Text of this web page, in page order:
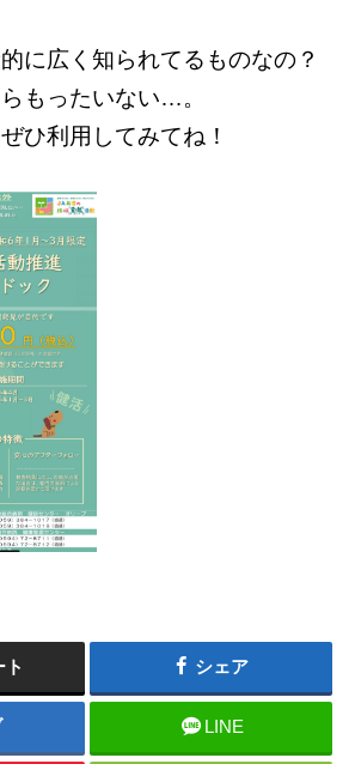
に広く知られてるものなの？
もったいない…。
ひ利用してみてね！
ト シェア
LINE